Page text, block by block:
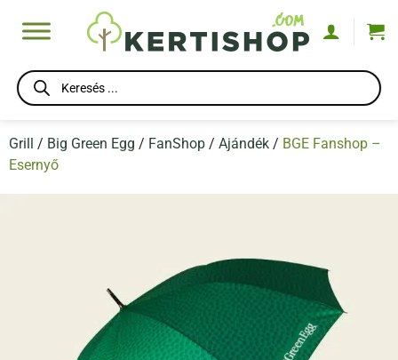
Products
search
Grill / Big Green Egg / FanShop / Ajándék / BGE Fanshop –
Esernyő